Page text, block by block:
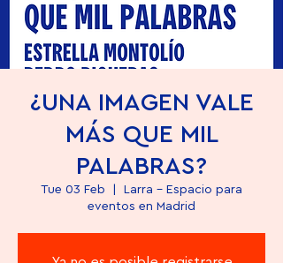
¿UNA IMAGEN VALE
MÁS QUE MIL
PALABRAS?
Tue 03 Feb
Larra - Espacio para
eventos en Madrid